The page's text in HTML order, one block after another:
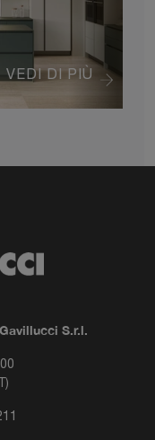
VEDI DI PIÙ
S.r.l.